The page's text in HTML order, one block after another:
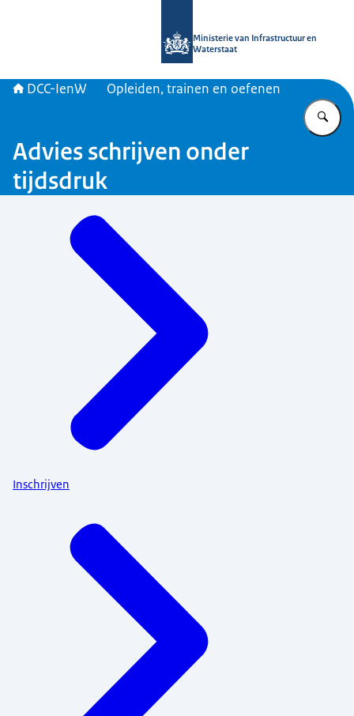
Ministerie van Infrastructuur en
Waterstaat
DCC-IenW Opleiden, trainen en oefenen
Advies schrijven onder
tijdsdruk
Inschrijven